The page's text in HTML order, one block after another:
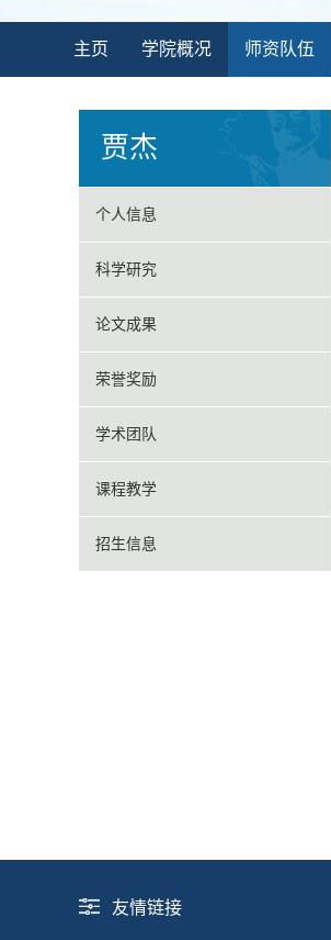
主页 学院概况 师资队伍
贾杰
个人信息
科学研究
论文成果
荣誉奖励
学术团队
课程教学
招生信息
友情链接